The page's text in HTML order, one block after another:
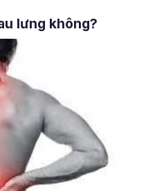
lưng không?